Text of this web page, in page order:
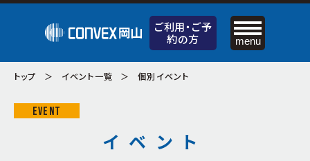
ご利用・ご予
約の方
menu
ご利用・ご予約の方
料金のご案内
設備・備品のご案内
コンベックスの特徴
トップ イベント一覧 個別イベント
EVENT
イベント